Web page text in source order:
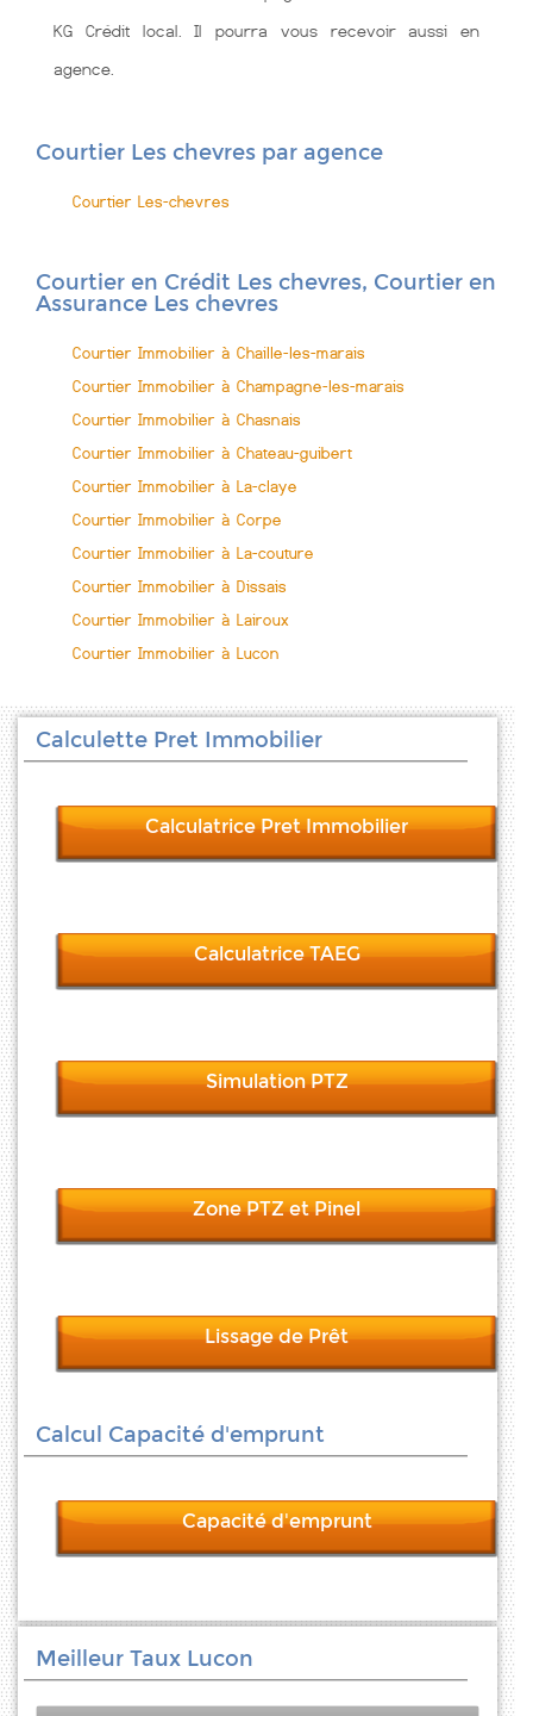
KG Crédit local. Il pourra vous recevoir aussi en
agence.
Courtier Les chevres par agence
Courtier Les-chevres
Courtier en Crédit Les chevres, Courtier en
Assurance Les chevres
Courtier Immobilier à Chaille-les-marais
Courtier Immobilier à Champagne-les-marais
Courtier Immobilier à Chasnais
Courtier Immobilier à Chateau-guibert
Courtier Immobilier à La-claye
Courtier Immobilier à Corpe
Courtier Immobilier à La-couture
Courtier Immobilier à Dissais
Courtier Immobilier à Lairoux
Courtier Immobilier à Lucon
Calculette Pret Immobilier
Calculatrice Pret Immobilier
Calculatrice TAEG
Simulation PTZ
Zone PTZ et Pinel
Lissage de Prêt
Calcul Capacité d'emprunt
Capacité d'emprunt
Meilleur Taux Lucon